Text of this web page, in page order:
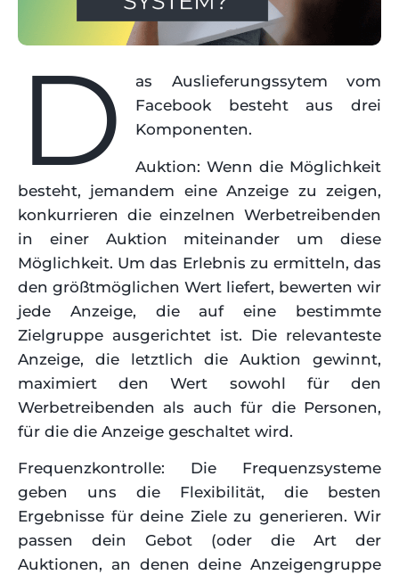
D
as Auslieferungssytem vom
Facebook besteht aus drei
Komponenten.
Auktion: Wenn die Möglichkeit
besteht, jemandem eine Anzeige zu zeigen,
konkurrieren die einzelnen Werbetreibenden
in einer Auktion miteinander um diese
Möglichkeit. Um das Erlebnis zu ermitteln, das
den größtmöglichen Wert liefert, bewerten wir
jede Anzeige, die auf eine bestimmte
Zielgruppe ausgerichtet ist. Die relevanteste
Anzeige, die letztlich die Auktion gewinnt,
maximiert den Wert sowohl für den
Werbetreibenden als auch für die Personen,
für die die Anzeige geschaltet wird.
Frequenzkontrolle: Die Frequenzsysteme
geben uns die Flexibilität, die besten
Ergebnisse für deine Ziele zu generieren. Wir
passen dein Gebot (oder die Art der
Auktionen, an denen deine Anzeigengruppe